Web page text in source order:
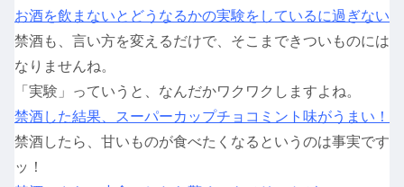
お酒を飲まないとどうなるかの実験をしているに過ぎない
禁酒も、言い方を変えるだけで、そこまできついものには
なりませんね。
「実験」っていうと、なんだかワクワクしますよね。
禁酒した結果、スーパーカップチョコミント味がうまい！
禁酒したら、甘いものが食べたくなるというのは事実です
ッ！